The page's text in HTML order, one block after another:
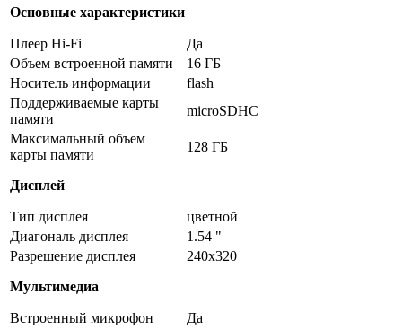
Основные характеристики
Плеер Hi-Fi
Да
Объем встроенной памяти
16 ГБ
Носитель информации
flash
Поддерживаемые карты
памяти
microSDHC
Максимальный объем
карты памяти
128 ГБ
Дисплей
Тип дисплея
цветной
Диагональ дисплея
1.54 "
Разрешение дисплея
240x320
Мультимедиа
Встроенный микрофон
Да